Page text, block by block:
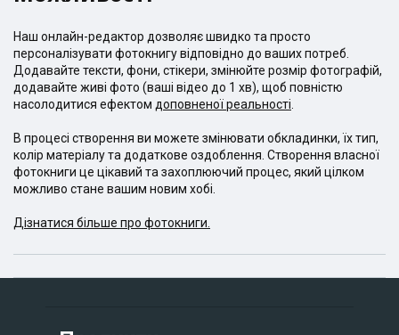
на свій смак, використовуючи фони і кліпарти! У цьому шаблоні
для фотокниги ми зібрали фони ніжних, пастельних тонів і
доповнили їх витонченими кліпартами. А щоб твоя книга стала
дійсно особливою і несхожою на інші, прикрась її написами -
важливими датами або теплими словами про кохання. Для
Ну а якщо тобі стане "тісно" в рамках одного шаблону, ти
можеш доповнити його елементами дизайну з інших. Словом,
ми зробили все, щоб підкреслити красу твоїх фотографій!
Як швидко буде готова книга, створена за шаблоном
формату, ми надрукуємо її за7 робочих днів
замовлення і займає всього4 робочих дні. Ідеально, якщо тобі
В якому випадку тобі варто замовити весільну фотокнигу з
Наш онлайн-редактор дозволяє швидко та просто
персоналізувати фотокнигу відповідно до ваших потреб.
Додавайте тексти, фони, стікери, змінюйте розмір фотографій,
додавайте живі фото (ваші відео до 1 хв), щоб повністю
насолодитися ефектом доповненої реальності
В процесі створення ви можете змінювати обкладинки, їх тип,
колір матеріалу та додаткове оздоблення. Створення власної
фотокниги це цікавий та захоплюючий процес, який цілком
можливо стане вашим новим хобі.
Дізнатися більше про фотокниги.